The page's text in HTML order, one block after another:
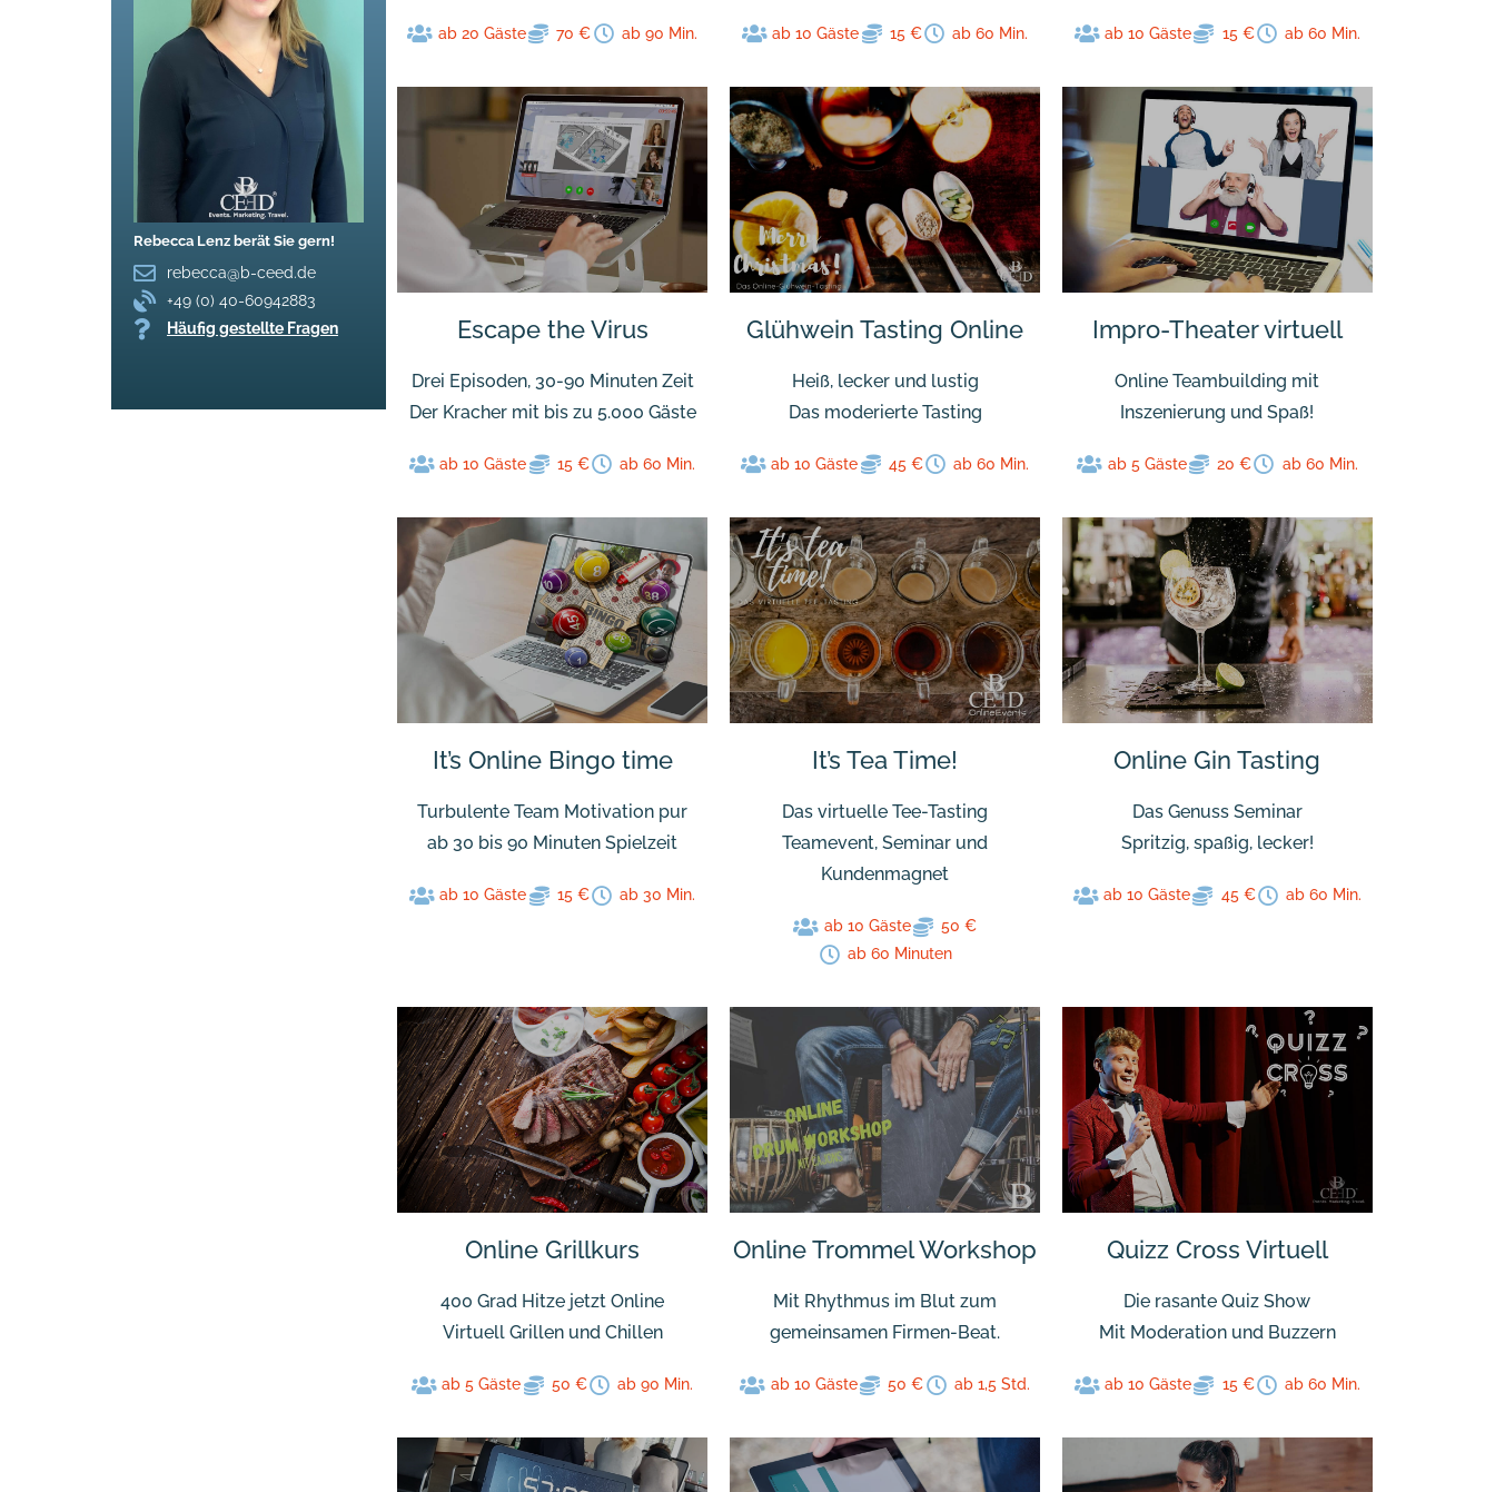
Rebecca Lenz berät Sie gern!
rebecca@b-ceed.de
+49 (0) 40-60942883
Häufig gestellte Fragen
ab 20 Gäste 70 € ab 90 Min. ab 10 Gäste 15 € ab 60 Min. ab 10 Gäste 15 € ab 60 Min.
Escape the Virus
Drei Episoden, 30-90 Minuten Zeit
Der Kracher mit bis zu 5.000 Gäste
ab 10 Gäste 15 € ab 60 Min.
Glühwein Tasting Online
Heiß, lecker und lustig
Das moderierte Tasting
ab 10 Gäste 45 € ab 60 Min.
Impro-Theater virtuell
Online Teambuilding mit
Inszenierung und Spaß!
ab 5 Gäste 20 € ab 60 Min.
It’s Online Bingo time
Turbulente Team Motivation pur
ab 30 bis 90 Minuten Spielzeit
ab 10 Gäste 15 € ab 30 Min.
It’s Tea Time!
Das virtuelle Tee-Tasting
Teamevent, Seminar und
Kundenmagnet
ab 10 Gäste
50 €
ab 60 Minuten
Online Gin Tasting
Das Genuss Seminar
Spritzig, spaßig, lecker!
ab 10 Gäste 45 € ab 60 Min.
Online Grillkurs
400 Grad Hitze jetzt Online
Virtuell Grillen und Chillen
ab 5 Gäste 50 € ab 90 Min.
Online Trommel Workshop
Mit Rhythmus im Blut zum
gemeinsamen Firmen-Beat.
ab 10 Gäste 50 € ab 1,5 Std.
Quizz Cross Virtuell
Die rasante Quiz Show
Mit Moderation und Buzzern
ab 10 Gäste 15 € ab 60 Min.